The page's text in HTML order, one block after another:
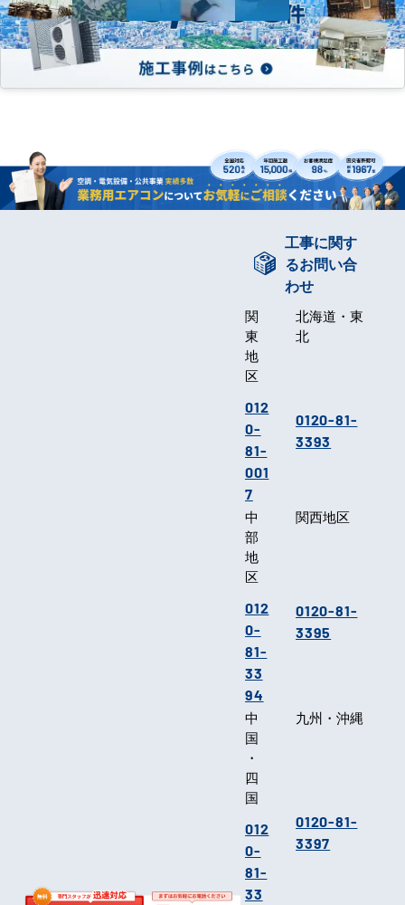
工事に関す
るお問い合
わせ
関
東
地
区
012
0-
81-
001
7
北海道・東
北
0120-81-
3393
中
部
地
区
012
0-
81-
33
94
関西地区
0120-81-
3395
中
国
・
四
国
012
0-
81-
33
九州・沖縄
0120-81-
3397